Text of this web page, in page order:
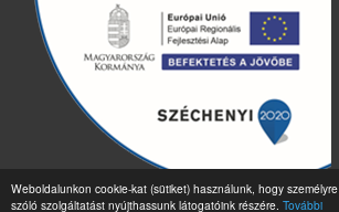
Weboldalunkon cookie-kat (sütiket) használunk, hogy személyre
szóló szolgáltatást nyújthassunk látogatóink részére. További